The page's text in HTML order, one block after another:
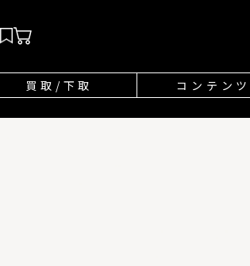
買取/下取 コンテンツ